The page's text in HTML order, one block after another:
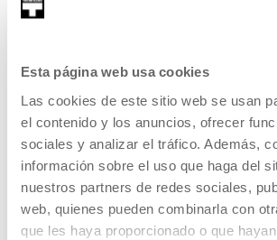
Esta página web usa cookies
Las cookies de este sitio web se usan
el contenido y los anuncios, ofrecer
sociales y analizar el tráfico. Además,
información sobre el uso que haga del
nuestros partners de redes sociales,
web, quienes pueden combinarla con
que les haya proporcionado o que
SIGN UP FOR THE NEWSLETTER
VISIT US
GETTING HERE
GUIDED TOURS
ACCOMMODATION